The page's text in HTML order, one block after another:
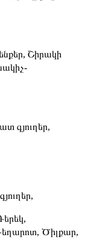
Շիրակի
գյուղեր,
Ծիլքար,